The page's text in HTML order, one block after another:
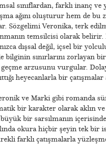
sınıflardan, farklı inanç
ağını oluşturur hem de bu
Sözgelimi Veronika, terk
temsilcisi olarak
dışsal değil, içsel bir
sınırlarını zorlayan
arzusunu vurgular.
heyecanlarla bir çatışmalar
ve Marki gibi romanda
bir karakter olarak aklın
bir sarsılmanın
okura hiçbir şeyin tek bir
farklı çatışmalarla